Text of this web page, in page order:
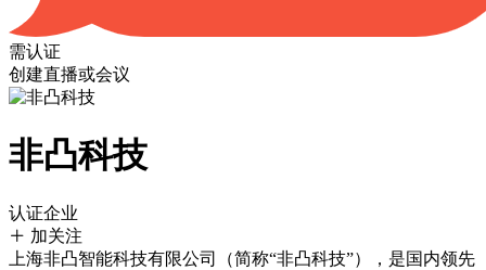
需认证
创建直播或会议
非凸科技
认证企业
加关注
上海非凸智能科技有限公司（简称“非凸科技”），是国内领先